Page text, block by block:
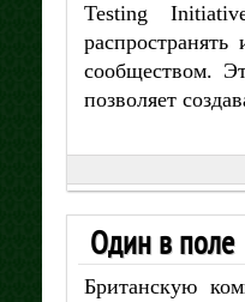
Testing
сообществом.
позволяет
Один в поле
Британскую